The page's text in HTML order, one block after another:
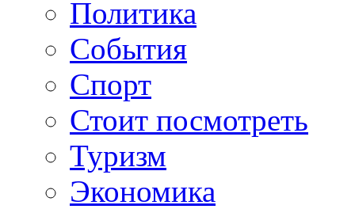
Политика
События
Спорт
Стоит посмотреть
Туризм
Экономика